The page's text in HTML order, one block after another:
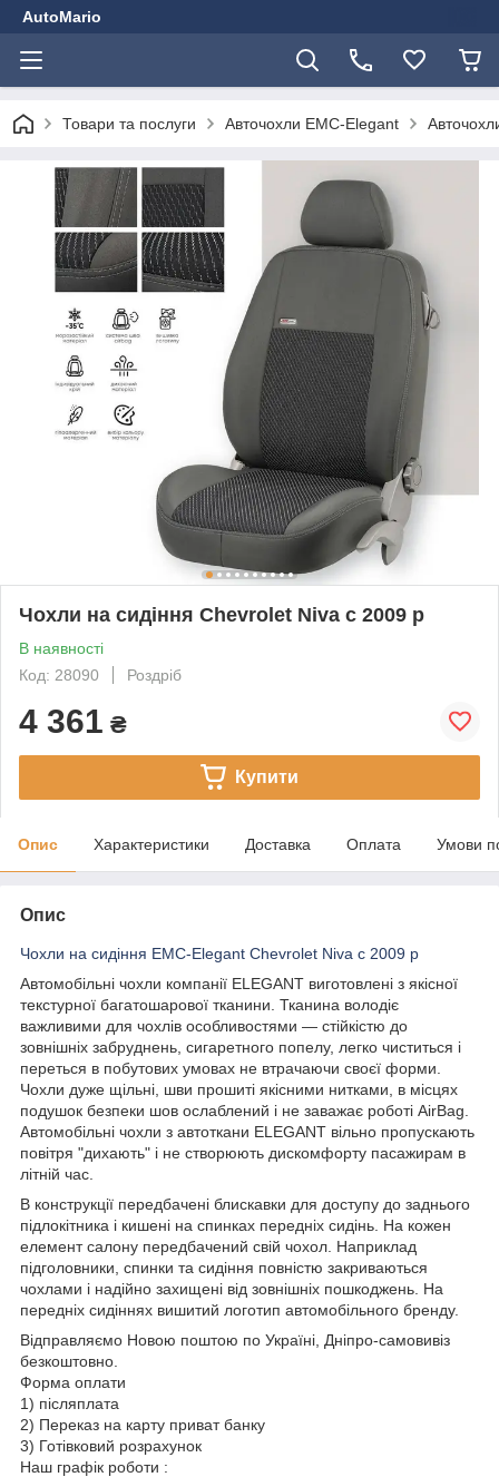
AutoMario
Товари та послуги Авточохли EMC-Elegant
Чохли на сидіння Chevrolet Niva c 2009 р
В наявності
Код: 28090
Роздріб
4 361 ₴
Купити
Опис Характеристики Доставка Оплата Умови
Опис
Чохли на сидіння EMC-Elegant Chevrolet Niva c 2009 р
Автомобільні чохли компанії ELEGANT виготовлені з якісної
текстурної багатошарової тканини. Тканина володіє
важливими для чохлів особливостями — стійкістю до
зовнішніх забруднень, сигаретного попелу, легко чиститься і
переться в побутових умовах не втрачаючи своєї форми.
Чохли дуже щільні, шви прошиті якісними нитками, в місцях
подушок безпеки шов ослаблений і не заважає роботі AirBag.
Автомобільні чохли з автоткани ELEGANT вільно пропускають
повітря "дихають" і не створюють дискомфорту пасажирам в
літній час.
В конструкції передбачені блискавки для доступу до заднього
підлокітника і кишені на спинках передніх сидінь. На кожен
елемент салону передбачений свій чохол. Наприклад
підголовники, спинки та сидіння повністю закриваються
чохлами і надійно захищені від зовнішніх пошкоджень. На
передніх сидіннях вишитий логотип автомобільного бренду.
Відправляємо Новою поштою по Україні, Дніпро-самовивіз
безкоштовно.
Форма оплати
1) післяплата
2) Переказ на карту приват банку
3) Готівковий розрахунок
Наш графік роботи :